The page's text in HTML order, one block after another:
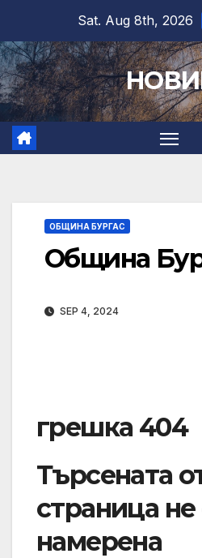
content
Sat. Aug 8th, 2026
ОБЩИНА БУРГАС
Община
SEP 4, 2024
грешка 404
Търсената
страница не
намерена